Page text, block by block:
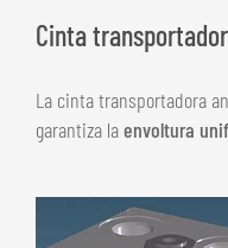
Cinta
La cinta transportadora
garantiza laenvoltura